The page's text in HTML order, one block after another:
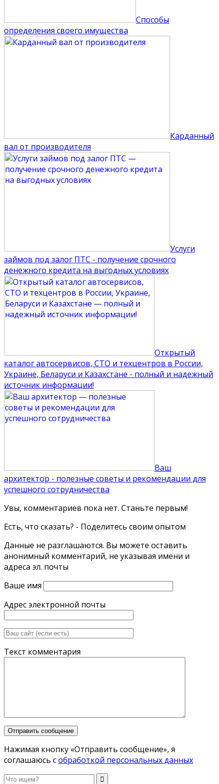
Способы
определения своего имущества
Карданный
вал от производителя
Услуги
займов под залог ПТС - получение срочного
денежного кредита на выгодных условиях
Открытый
каталог автосервисов, СТО и техцентров в России,
Украине, Беларуси и Казахстане - полный и надежный
источник информации!
Ваш
архитектор - полезные советы и рекомендации для
успешного сотрудничества
Увы, комментариев пока нет. Станьте первым!
Есть, что сказать? - Поделитесь своим опытом
Данные не разглашаются. Вы можете оставить
анонимный комментарий, не указывая имени и
адреса эл. почты
Ваше имя
Адрес электронной почты
Текст комментария
Нажимая кнопку «Отправить сообщение», я
соглашаюсь собработкой персональных данных